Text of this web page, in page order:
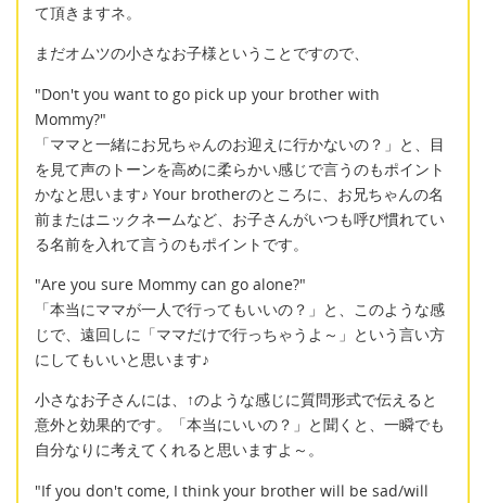
て頂きますネ。
まだオムツの小さなお子様ということですので、
"Don't you want to go pick up your brother with
Mommy?"
「ママと一緒にお兄ちゃんのお迎えに行かないの？」と、目
を見て声のトーンを高めに柔らかい感じで言うのもポイント
かなと思います♪ Your brotherのところに、お兄ちゃんの名
前またはニックネームなど、お子さんがいつも呼び慣れてい
る名前を入れて言うのもポイントです。
"Are you sure Mommy can go alone?"
「本当にママが一人で行ってもいいの？」と、このような感
じで、遠回しに「ママだけで行っちゃうよ～」という言い方
にしてもいいと思います♪
小さなお子さんには、↑のような感じに質問形式で伝えると
意外と効果的です。「本当にいいの？」と聞くと、一瞬でも
自分なりに考えてくれると思いますよ～。
"If you don't come, I think your brother will be sad/will